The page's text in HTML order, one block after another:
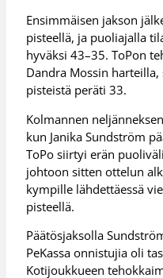
Ensimmäisen jakson
pisteellä, ja puoliajalla
hyväksi 43–35. ToPon
Dandra Mossin
pisteistä peräti 33.
Kolmannen
kun Janika Sundström
ToPo siirtyi erän
johtoon sitten ottelun
kympille lähdettäessä
pisteellä.
Päätösjaksolla
PeKassa onnistujia oli
Kotijoukkueen